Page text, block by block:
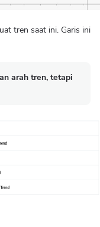
tren saat ini. Garis ini
arah tren, tetapi